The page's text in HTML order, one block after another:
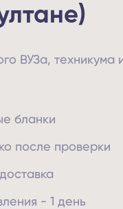
ВУЗа, техникума
бланки
после проверки
- 1 день